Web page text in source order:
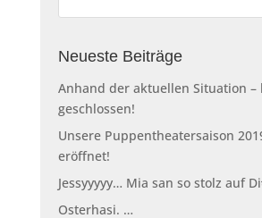
Neueste Beiträge
Anhand der aktuellen Situation –
geschlossen!
Unsere Puppentheatersaison
eröffnet!
Jessyyyyy… Mia san so stolz auf
Osterhasi. …